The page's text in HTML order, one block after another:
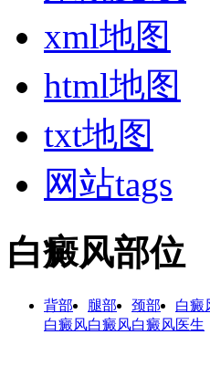
xml地图
html地图
txt地图
网站tags
白癜风部位
背部
白癜风
腿部
白癜风
颈部
白癜风
白癜
医生